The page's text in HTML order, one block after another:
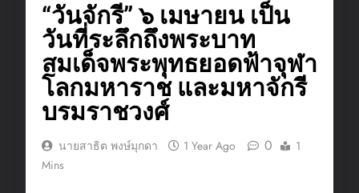
“วันจักรี” ๖ เมษายน เป็น
วันที่ระลึกถึงพระบาท
สมเด็จพระพุทธยอดฟ้าจุฬา
โลกมหาราช และมหาจักรี
บรมราชวงศ์
นายสาธิต พงษ์มุกดา 1 Year Ago 0
1
Mins